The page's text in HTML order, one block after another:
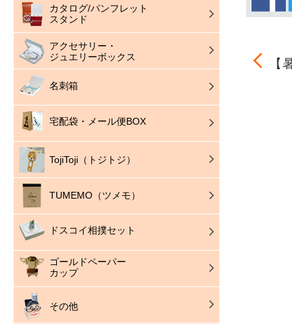
【
カタログ/パンフレット
スタンド
アクセサリー・
ジュエリーボックス
名刺箱
宅配袋・メール便BOX
TojiToji（トジトジ）
TUMEMO（ツメモ）
ドスコイ相撲セット
ゴールドペーパー
カップ
その他